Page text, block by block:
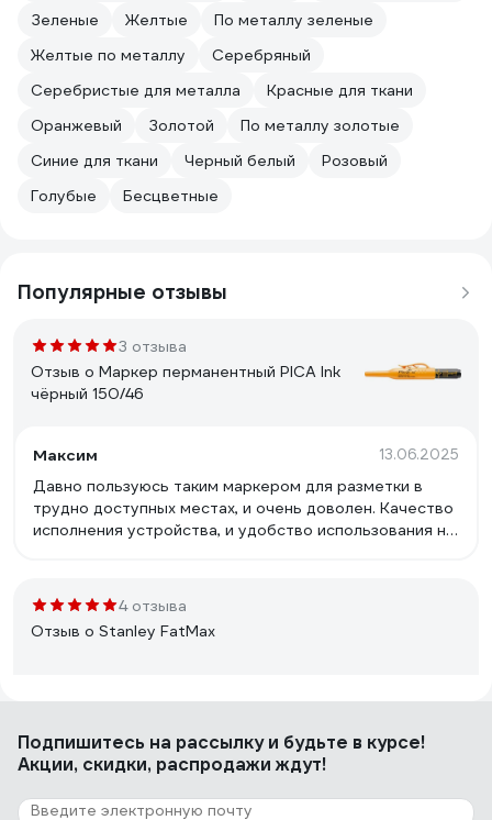
Зеленые
Желтые
По металлу зеленые
Желтые по металлу
Серебряный
Серебристые для металла
Красные для ткани
Оранжевый
Золотой
По металлу золотые
Синие для ткани
Черный белый
Розовый
Голубые
Бесцветные
Популярные отзывы
3 отзыва
Отзыв о Маркер перманентный PICA Ink
чёрный 150/46
Максим 13.06.2025
Давно пользуюсь таким маркером для разметки в
трудно доступных местах, и очень доволен. Качество
исполнения устройства, и удобство использования на
чернилами (я заправляю чернилами Flysea, они кстати
есть на этом сайте, и стоят недорого) Еще в нем
удобно, что сам пишущий грифель находится в
хватает надолго. Всем удачных покупок !
4 отзыва
Отзыв о Stanley FatMax
Это мои любимые "резиновые" маркеры ( у них корпус
из силикона и пластика, композитный как у
Пользуюсь ими уже много лет, и очень доволен.
Подпишитесь на рассылкуи будьте в курсе!
Акции, скидки, распродажи ждут!